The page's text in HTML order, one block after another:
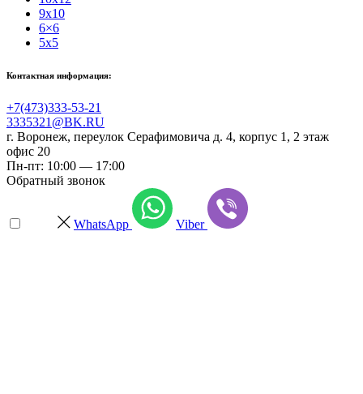
9x10
6×6
5x5
Контактная информация:
+7(473)333-53-21
3335321@BK.RU
г. Воронеж, переулок Серафимовича д. 4, корпус 1, 2 этаж
офис 20
Пн-пт: 10:00 — 17:00
Обратный звонок
WhatsApp Viber